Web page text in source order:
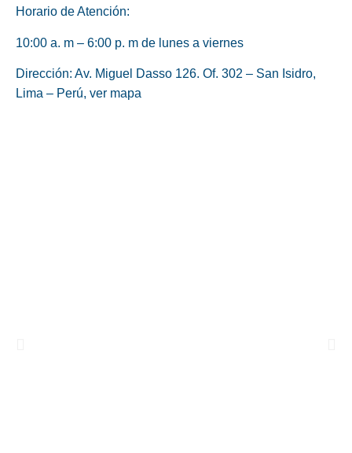
Horario de Atención:
10:00 a. m – 6:00 p. m de lunes a viernes
Dirección: Av. Miguel Dasso 126. Of. 302 – San Isidro,
Lima – Perú, ver mapa